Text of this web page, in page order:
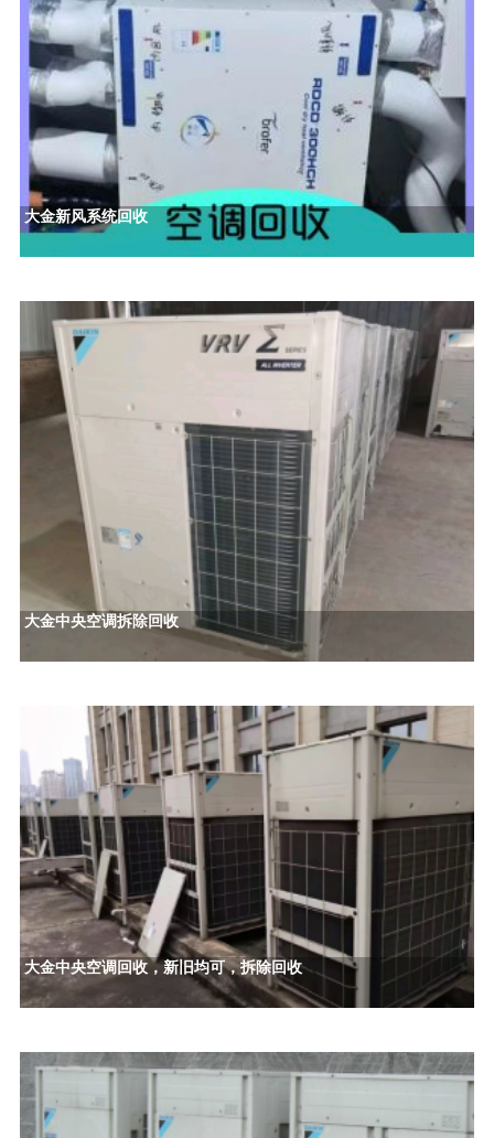
大金新风系统回收
大金中央空调拆除回收
大金中央空调回收，新旧均可，拆除回收